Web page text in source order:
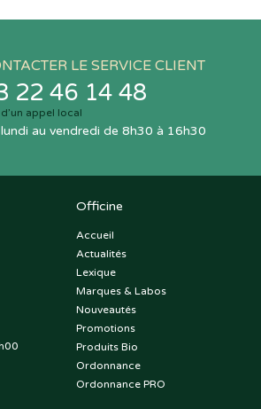
LE SERVICE CLIENT
22 46 14 48
d’un appel local
au vendredi de 8h30 à 16h30
Officine
Accueil
Actualités
Lexique
Marques & Labos
Nouveautés
Promotions
Produits Bio
Ordonnance
Ordonnance PRO